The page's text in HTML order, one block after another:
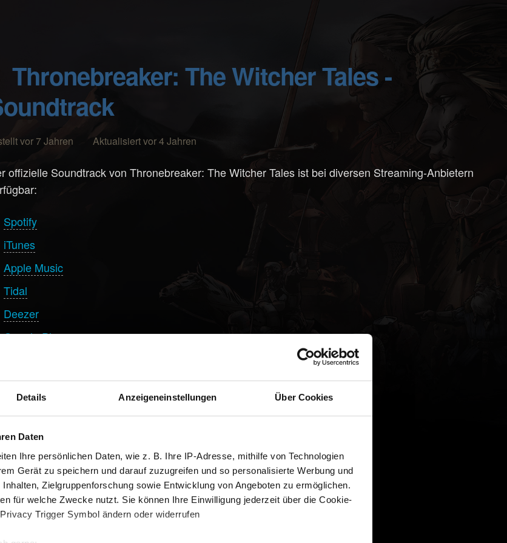
Details Anzeigeneinstellungen Über Cookies
Daten
Ihre persönlichen Daten, wie z. B. Ihre IP-Adresse, mithilfe von Technologien
Gerät zu speichern und darauf zuzugreifen und so personalisierte Werbung und
Zielgruppenforschung sowie Entwicklung von Angeboten zu ermöglichen.
für welche Zwecke nutzt. Sie können Ihre Einwilligung jederzeit über die Cookie-
Trigger Symbol ändern oder widerrufen
Thronebreaker: The Witcher Tales -
vor 7 Jahren Aktualisiert vor 4 Jahren
offizielle Soundtrack von Thronebreaker: The Witcher Tales ist bei diversen Streaming-Anbietern
Spotify
iTunes
Apple Music
Tidal
Deezer
Google Play